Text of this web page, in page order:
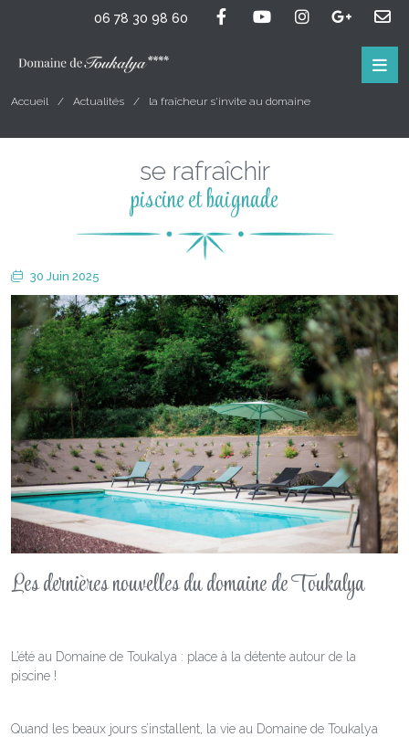
06 78 30 98 60
Accueil Actualités la fraîcheur s'invite au domaine
se rafraîchir
piscine et baignade
30 Juin 2025
Les dernières nouvelles du domaine de Toukalya
L’été au Domaine de Toukalya : place à la détente autour de la
piscine !
Quand les beaux jours s’installent, la vie au Domaine de Toukalya